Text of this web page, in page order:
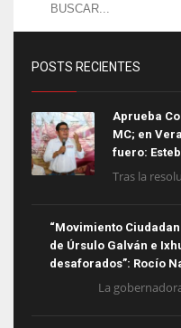
POSTS RECIENTES
Aprueba
MC; en
fuero:
Tras la
“Movimiento
de Úrsulo Galván e
desaforados”: Rocío
La